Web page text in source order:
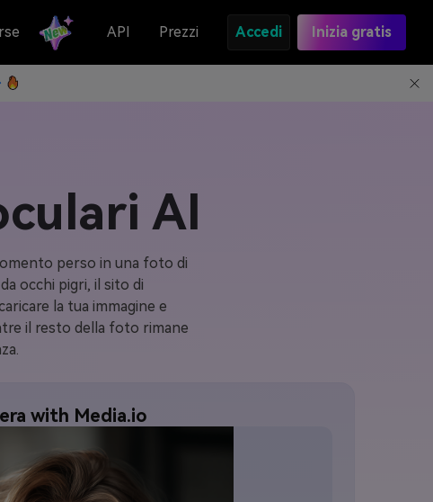
API Prezzi Accedi Inizia gratis
AI
perso in una foto di
occhi pigri, il sito di
la tua immagine e
il resto della foto rimane
with Media.io